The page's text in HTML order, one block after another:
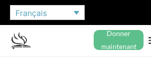
Français
Donner
maintenant